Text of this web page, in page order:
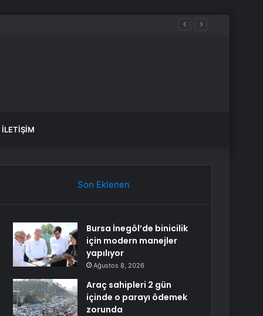
İLETIŞIM
Son Eklenen
Bursa İnegöl’de binicilik
için modern manejler
yapılıyor
Ağustos 8, 2026
Araç sahipleri 2 gün
içinde o parayı ödemek
zorunda